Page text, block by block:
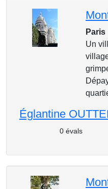
Paris
Un
Églantine
0 évals